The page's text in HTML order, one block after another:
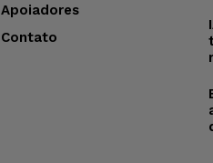
Apoiadores
Contato